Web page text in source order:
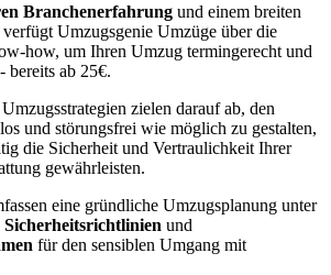
Branchenerfahrung und einem breiten
Umzugsgenie Umzüge über die
how, um Ihren Umzug termingerecht und
bereits ab 25€.
zielen darauf ab, den
und störungsfrei wie möglich zu gestalten,
die Sicherheit und Vertraulichkeit Ihrer
gewährleisten.
eine gründliche Umzugsplanung unter
Sicherheitsrichtlinien und
für den sensiblen Umgang mit